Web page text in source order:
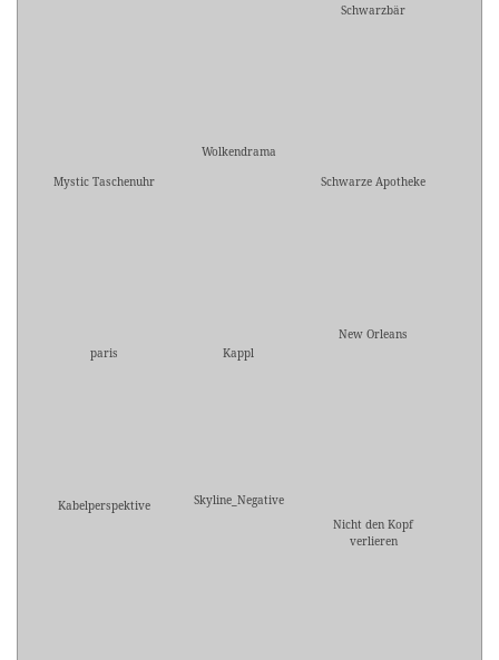
Schwarzbär
Mystic Taschenuhr
Wolkendrama
Schwarze Apotheke
paris Kappl
New Orleans
Kabelperspektive
Skyline_Negative
Nicht den Kopf
verlieren